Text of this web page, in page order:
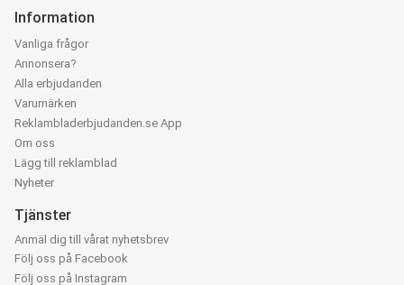
Information
Vanliga frågor
Annonsera?
Alla erbjudanden
Varumärken
Reklambladerbjudanden.se App
Om oss
Lägg till reklamblad
Nyheter
Tjänster
Anmäl dig till vårat nyhetsbrev
Följ oss på Facebook
Följ oss på Instagram